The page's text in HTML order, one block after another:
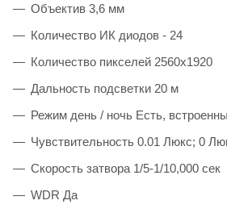
Объектив 3,6 мм
Количество ИК диодов - 24
Количество пикселей 2560х1920
Дальность подсветки 20 м
Режим день / ночь Есть,
Чувствительность 0.01 Люкс; 0
Скорость затвора 1/5-1/10,000 сек
WDR Да